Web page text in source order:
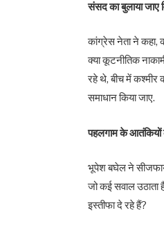
संसद का बुलाया जाए
कांग्रेस नेता ने कहा,
क्या कूटनीतिक
रहे थे, बीच में कश्मीर
समाधान किया जाए.
पहलगाम के आतंकियों
भूपेश बघेल ने
जो कई सवाल उठाता
इस्तीफा दे रहे हैं?